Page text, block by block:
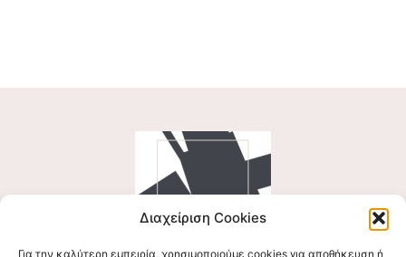
Διαχείριση Cookies
Για την καλύτερη εμπειρία, χρησιμοποιούμε cookies για αποθήκευση ή